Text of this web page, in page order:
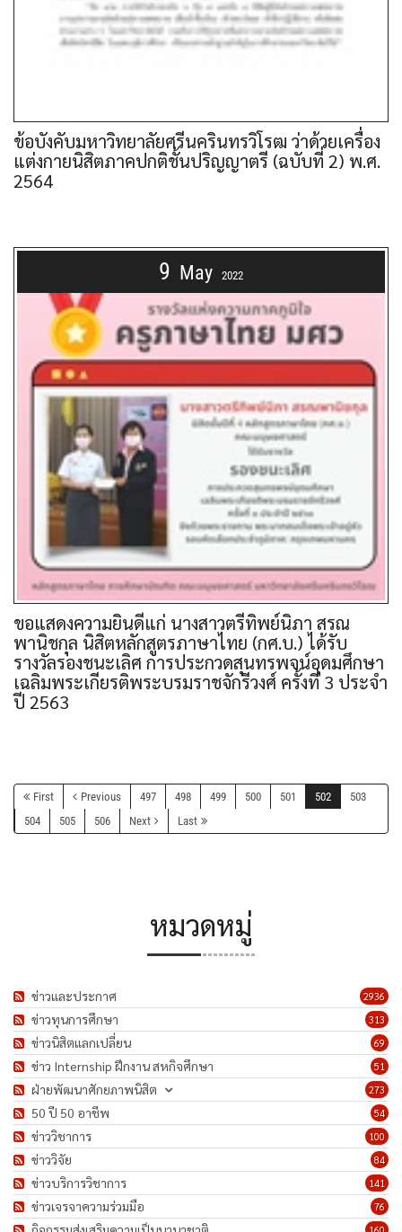
ข้อบังคับมหาวิทยาลัยศรีนครินทรวิโรฒ ว่าด้วยเครื่อง
แต่งกายนิสิตภาคปกติชั้นปริญญาตรี (ฉบับที่ 2) พ.ศ.
2564
9 May 2022
ขอแสดงความยินดีแก่ นางสาวตรีทิพย์นิภา สรณ
พานิชกุล นิสิตหลักสูตรภาษาไทย (กศ.บ.) ได้รับ
รางวัลรองชนะเลิศ การประกวดสุนทรพจน์อุดมศึกษา
เฉลิมพระเกียรติพระบรมราชจักรีวงศ์ ครั้งที่ 3 ประจำ
ปี 2563
First Previous 497 498 499 500 501 502
503
504
505 506 Next Last
หมวดหมู่
2936
ข่าวและประกาศ
313
ข่าวทุนการศึกษา
69
ข่าวนิสิตแลกเปลี่ยน
51
ข่าว Internship ฝึกงาน สหกิจศึกษา
273
ฝ่ายพัฒนาศักยภาพนิสิต
54
50 ปี 50 อาชีพ
100
ข่าววิชาการ
84
ข่าววิจัย
141
ข่าวบริการวิชาการ
76
ข่าวเจรจาความร่วมมือ